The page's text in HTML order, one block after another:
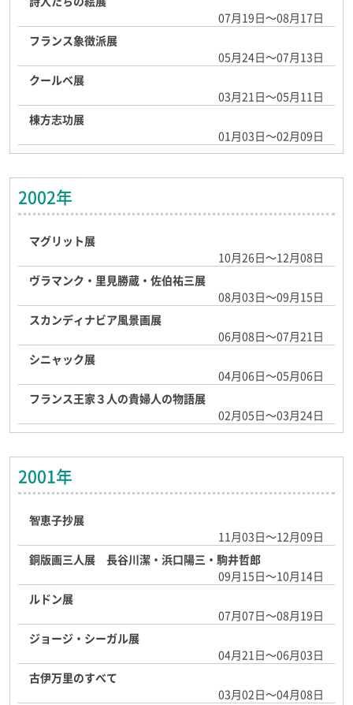
07月19日～08月17日
フランス象徴派展
05月24日～07月13日
クールベ展
03月21日～05月11日
棟方志功展
01月03日～02月09日
2002年
マグリット展
10月26日～12月08日
ヴラマンク・里見勝蔵・佐伯祐三展
08月03日～09月15日
スカンディナビア風景画展
06月08日～07月21日
シニャック展
04月06日～05月06日
フランス王家３人の貴婦人の物語展
02月05日～03月24日
2001年
智恵子抄展
11月03日～12月09日
銅版画三人展 長谷川潔・浜口陽三・駒井哲郎
09月15日～10月14日
ルドン展
07月07日～08月19日
ジョージ・シーガル展
04月21日～06月03日
古伊万里のすべて
03月02日～04月08日